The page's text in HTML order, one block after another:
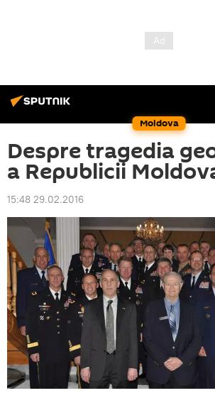
Moldova
Despre tragedia
a Republicii
15:48 29.02.2016